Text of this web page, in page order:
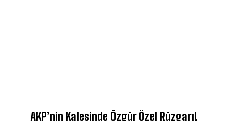
AKP’nin Kalesinde Özgür Özel Rüzgarı!